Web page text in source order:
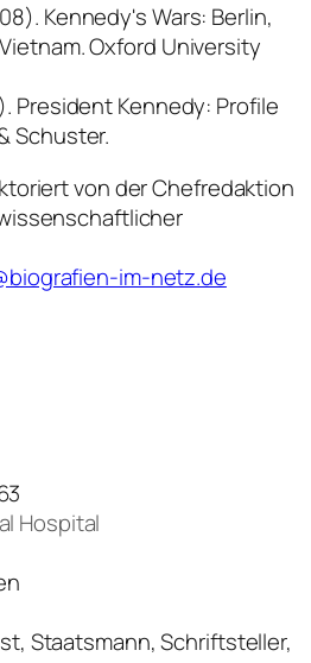
Kennedy's Wars: Berlin,
Oxford University
President Kennedy: Profile
Schuster.
von der Chefredaktion
im-netz.de
Hospital
Staatsmann, Schriftsteller,